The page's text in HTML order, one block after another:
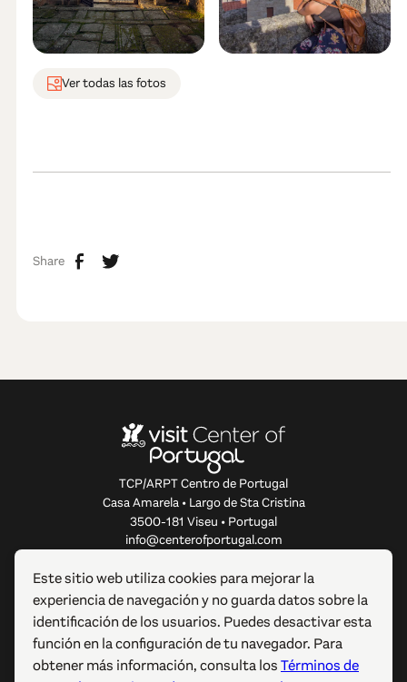
Ver todas las fotos
Share
TCP/ARPT Centro de Portugal
Casa Amarela • Largo de Sta Cristina
3500-181 Viseu • Portugal
info@centerofportugal.com
SOBRE ESTE SITIO WEB
ENLACES ÚTILES
Este sitio web utiliza cookies para mejorar la
experiencia de navegación y no guarda datos sobre la
identificación de los usuarios. Puedes desactivar esta
función en la configuración de tu navegador. Para
obtener más información, consulta losTérminos de